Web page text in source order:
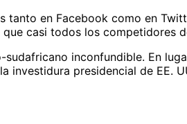
tanto en Facebook como en
que casi todos los competidores
inconfundible. En
presidencial de EE.